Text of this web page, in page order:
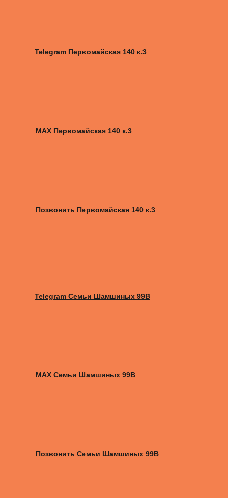
Telegram Первомайская 140 к.3
MAX Первомайская 140 к.3
Позвонить Первомайская 140 к.3
Telegram Семьи Шамшиных 99В
MAX Семьи Шамшиных 99В
Позвонить Семьи Шамшиных 99В